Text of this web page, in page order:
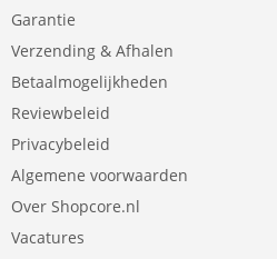
Garantie
Verzending & Afhalen
Betaalmogelijkheden
Reviewbeleid
Privacybeleid
Algemene voorwaarden
Over Shopcore.nl
Vacatures